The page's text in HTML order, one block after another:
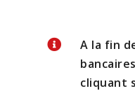

A la fin
cliquant